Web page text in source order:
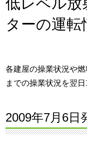
ターの運転
各建屋の操業状況や
までの操業状況を翌
2009年7月6日